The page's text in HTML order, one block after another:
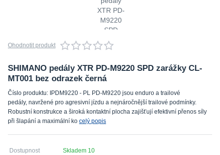
Ohodnotit produkt
SHIMANO pedály XTR PD-M9220 SPD zarážky CL-
MT001 bez odrazek černá
Číslo produktu: IPDM9220 - PL PD-M9220 jsou enduro a trailové
pedály, navržené pro agresivní jízdu a nejnáročnější trailové podmínky.
Robustní konstrukce a široká kontaktní plocha zajišťují efektivní přenos síly
při šlapání a maximální ko celý popis
Dostupnost Skladem 10